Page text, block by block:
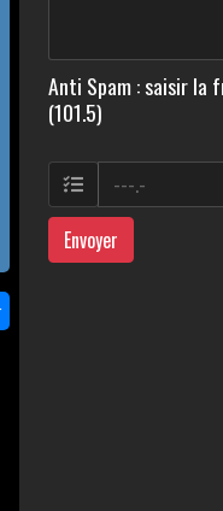
Anti Spam : saisir la
(101.5)
Envoyer